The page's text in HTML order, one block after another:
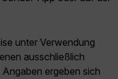
unter Verwendung
ausschließlich
ergeben sich